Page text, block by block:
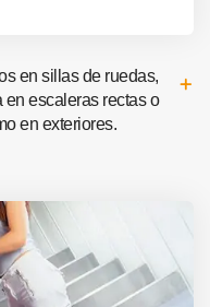
en sillas de ruedas,
escaleras rectas o
en exteriores.